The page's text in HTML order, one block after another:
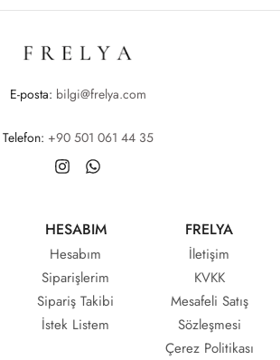
E-posta: bilgi@frelya.com
Telefon: +90 501 061 44 35
HESABIM
Hesabım
Siparişlerim
Sipariş Takibi
İstek Listem
FRELYA
İletişim
KVKK
Mesafeli Satış
Sözleşmesi
Çerez Politikası